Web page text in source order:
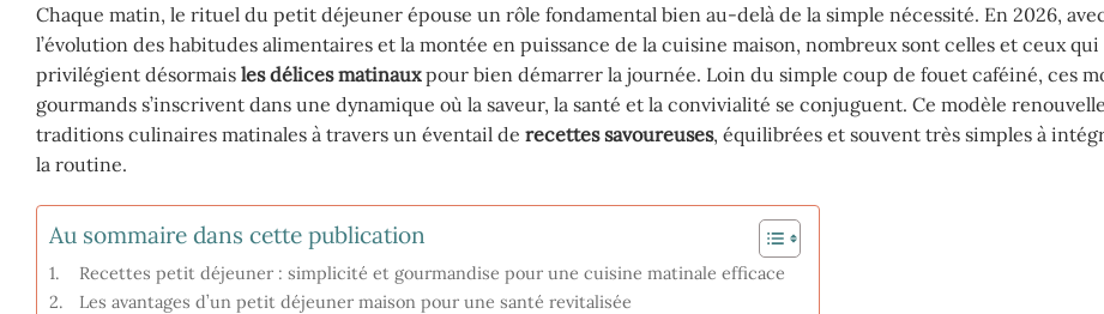
Chaque matin, le rituel du petit déjeuner épouse un rôle fondamental bien au-delà de la simple nécessité. En 2026,
l’évolution des habitudes alimentaires et la montée en puissance de la cuisine maison, nombreux sont celles et ceux qui
privilégient désormais les délices matinauxpour bien démarrer la journée. Loin du simple coup de fouet caféiné, ces
gourmands s’inscrivent dans une dynamique où la saveur, la santé et la convivialité se conjuguent. Ce modèle
traditions culinaires matinales à travers un éventail de recettes savoureuses, équilibrées et souvent très simples à
la routine.
Au sommaire dans cette publication
Recettes petit déjeuner : simplicité et gourmandise pour une cuisine matinale efficace
Les avantages d’un petit déjeuner maison pour une santé revitalisée